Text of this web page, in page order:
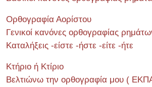
Ορθογραφία Αορίστου
Γενικοί κανόνες ορθογραφίας
Καταλήξεις -είστε -ήστε -είτε -ήτε
Κτήριο ή Κτίριο
Βελτιώνω την ορθογραφία μου (